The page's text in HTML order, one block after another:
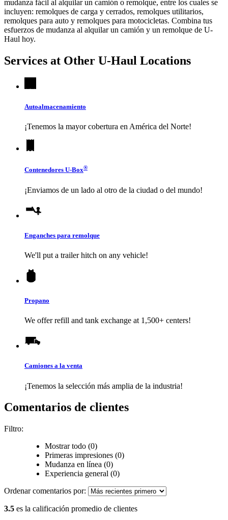
mudanza fácil al alquilar un camión o remolque, entre los cuales se
incluyen: remolques de carga y cerrados, remolques utilitarios,
remolques para auto y remolques para motocicletas. Combina tus
esfuerzos de mudanza al alquilar un camión y un remolque de U-
Haul hoy.
Services at Other U-Haul Locations
Autoalmacenamiento
¡Tenemos la mayor cobertura en América del Norte!
Contenedores U-Box®
¡Enviamos de un lado al otro de la ciudad o del mundo!
Enganches para remolque
We'll put a trailer hitch on any vehicle!
Propano
We offer refill and tank exchange at 1,500+ centers!
Camiones a la venta
¡Tenemos la selección más amplia de la industria!
Comentarios de clientes
Filtro:
Mostrar todo (0)
Primeras impresiones (0)
Mudanza en línea (0)
Experiencia general (0)
Ordenar comentarios por:
3.5 es la calificación promedio de clientes